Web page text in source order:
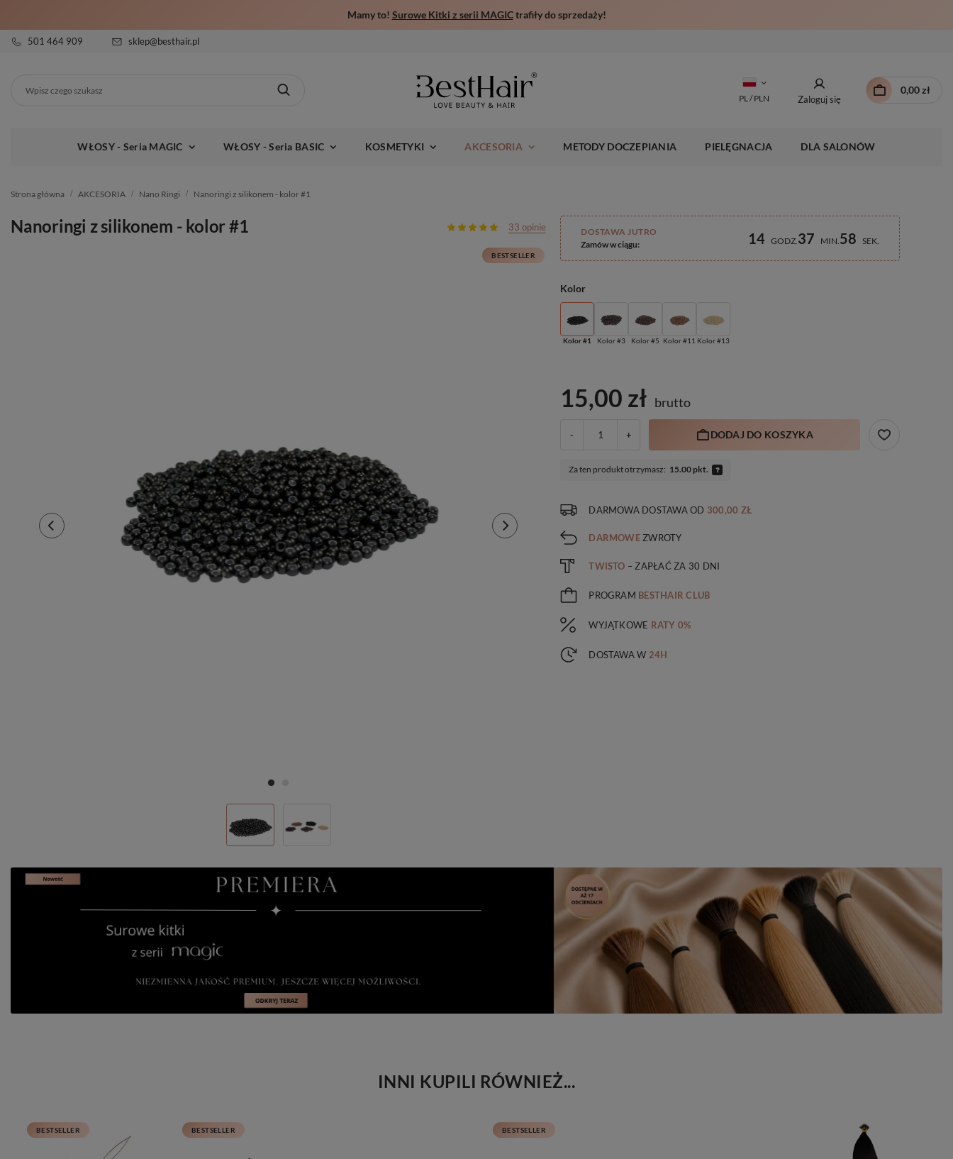
Mamy to! Surowe Kitki z serii MAGICtrafiły do sprzedaży!
501 464 909 sklep@besthair.pl
PL / PLN Zaloguj się
0,00 zł
WŁOSY - Seria MAGIC WŁOSY - Seria BASIC KOSMETYKI AKCESORIA METODY DOCZEPIANIA PIELĘGNACJA DLA SALONÓW
Strona główna AKCESORIA Nano Ringi Nanoringi z silikonem - kolor #1
Nanoringi z silikonem - kolor #1 33 opinie
BESTSELLER
DOSTAWA JUTRO
Zamów w ciągu:
14 GODZ 37 MIN 57 SEK
Kolor
Kolor #1 Kolor #3 Kolor #5 Kolor #11 Kolor #13
15,00 zł brutto
- + DODAJ DO KOSZYKA
Za ten produkt otrzymasz: 15.00 pkt.
DARMOWA DOSTAWAOD 300,00 ZŁ
DARMOWEZWROTY
TWISTO – ZAPŁAĆ ZA 30 DNI
PROGRAM BESTHAIR CLUB
WYJĄTKOWE RATY 0%
DOSTAWA W 24H
INNI KUPILI RÓWNIEŻ...
BESTSELLER BESTSELLER BESTSELLER